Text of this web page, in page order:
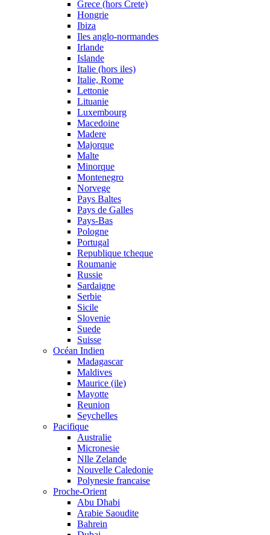
Grece (hors Crete)
Hongrie
Ibiza
Iles anglo-normandes
Irlande
Islande
Italie (hors iles)
Italie, Rome
Lettonie
Lituanie
Luxembourg
Macedoine
Madere
Majorque
Malte
Minorque
Montenegro
Norvege
Pays Baltes
Pays de Galles
Pays-Bas
Pologne
Portugal
Republique tcheque
Roumanie
Russie
Sardaigne
Serbie
Sicile
Slovenie
Suede
Suisse
Océan Indien
Madagascar
Maldives
Maurice (ile)
Mayotte
Reunion
Seychelles
Pacifique
Australie
Micronesie
Nlle Zelande
Nouvelle Caledonie
Polynesie francaise
Proche-Orient
Abu Dhabi
Arabie Saoudite
Bahrein